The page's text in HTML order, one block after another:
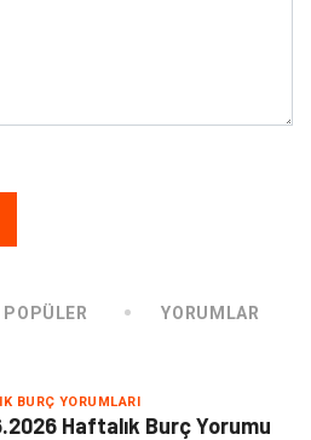
POPÜLER YORUMLAR
BURÇ YORUMLARI
Haftalık Burç Yorumu